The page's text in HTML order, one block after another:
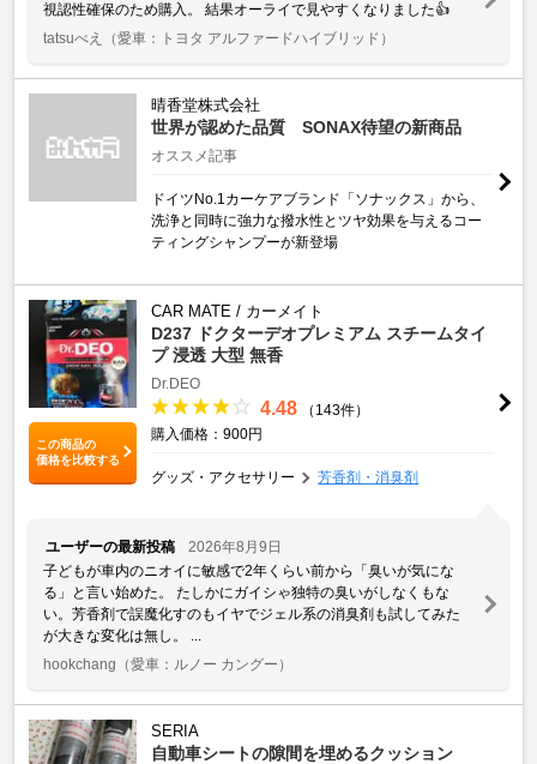
視認性確保のため購入。 結果オーライで見やすくなりました👍
tatsuべえ
（愛車：トヨタ アルファードハイブリッド）
晴香堂株式会社
世界が認めた品質 SONAX待望の新商品
オススメ記事
ドイツNo.1カーケアブランド「ソナックス」から、
洗浄と同時に強力な撥水性とツヤ効果を与えるコー
ティングシャンプーが新登場
この商品の
価格を比較する
CAR MATE / カーメイト
D237 ドクターデオプレミアム スチームタイ
プ 浸透 大型 無香
Dr.DEO
4.48
（143件）
購入価格：900円
グッズ・アクセサリー 芳香剤・消臭剤
ユーザーの最新投稿
2026年8月9日
子どもが車内のニオイに敏感で2年くらい前から「臭いが気にな
る」と言い始めた。 たしかにガイシゃ独特の臭いがしなくもな
い。芳香剤で誤魔化すのもイヤでジェル系の消臭剤も試してみた
が大きな変化は無し。 ...
hookchang （愛車：ルノー カングー）
SERIA
自動車シートの隙間を埋めるクッション